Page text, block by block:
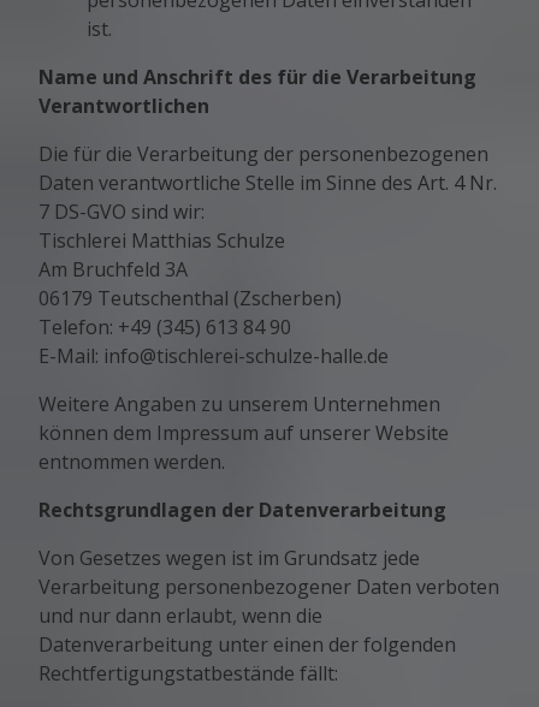
ist.
Name und Anschrift des für die Verarbeitung
Verantwortlichen
Die für die Verarbeitung der personenbezogenen
Daten verantwortliche Stelle im Sinne des Art. 4 Nr.
7 DS-GVO sind wir:
Tischlerei Matthias Schulze
Am Bruchfeld 3A
06179 Teutschenthal (Zscherben)
Telefon: +49 (345) 613 84 90
E-Mail: info@tischlerei-schulze-halle.de
Weitere Angaben zu unserem Unternehmen
können dem Impressum auf unserer Website
entnommen werden.
Rechtsgrundlagen der Datenverarbeitung
Von Gesetzes wegen ist im Grundsatz jede
Verarbeitung personenbezogener Daten verboten
und nur dann erlaubt, wenn die
Datenverarbeitung unter einen der folgenden
Rechtfertigungstatbestände fällt: